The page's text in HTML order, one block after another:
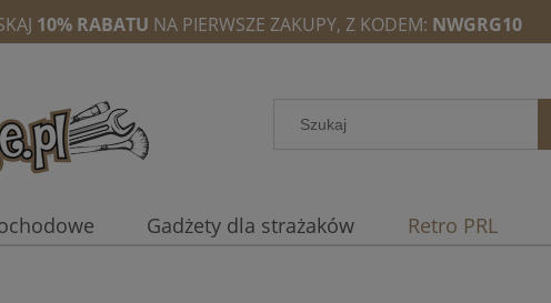
10% RABATU NA PIERWSZE ZAKUPY, Z KODEM: NWGRG10
Gadżety dla strażaków Retro PRL